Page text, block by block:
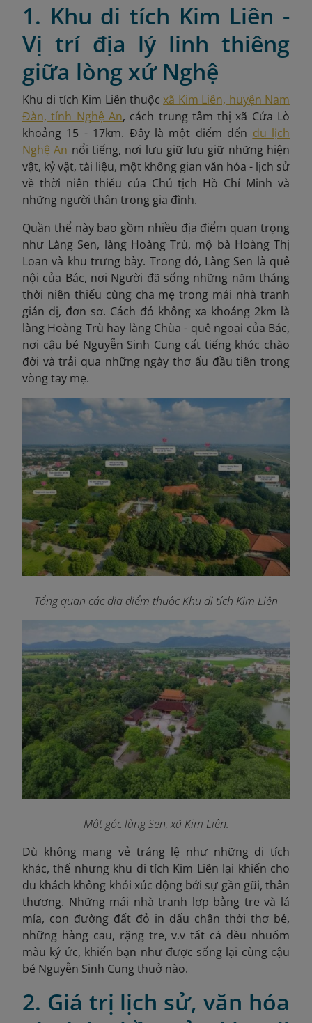
1. Khu di tích Kim Liên -
Vị trí địa lý linh thiêng
giữa lòng xứ Nghệ
Khu di tích Kim Liên thuộcxã Kim Liên, huyện Nam
Đàn, tỉnh Nghệ An, cách trung tâm thị xã Cửa Lò
khoảng 15 - 17km. Đây là một điểm đến du lịch
Nghệ An nổi tiếng, nơi lưu giữ lưu giữ những hiện
vật, kỷ vật, tài liệu, một không gian văn hóa - lịch sử
về thời niên thiếu của Chủ tịch Hồ Chí Minh và
những người thân trong gia đình.
Quần thể này bao gồm nhiều địa điểm quan trọng
như Làng Sen, làng Hoàng Trù, mộ bà Hoàng Thị
Loan và khu trưng bày. Trong đó, Làng Sen là quê
nội của Bác, nơi Người đã sống những năm tháng
thời niên thiếu cùng cha mẹ trong mái nhà tranh
giản dị, đơn sơ. Cách đó không xa khoảng 2km là
làng Hoàng Trù hay làng Chùa - quê ngoại của Bác,
nơi cậu bé Nguyễn Sinh Cung cất tiếng khóc chào
đời và trải qua những ngày thơ ấu đầu tiên trong
vòng tay mẹ.
Tổng quan các địa điểm thuộc Khu di tích Kim Liên
Một góc làng Sen, xã Kim Liên.
Dù không mang vẻ tráng lệ như những di tích
khác, thế nhưng khu di tích Kim Liên lại khiến cho
du khách không khỏi xúc động bởi sự gần gũi, thân
thương. Những mái nhà tranh lợp bằng tre và lá
mía, con đường đất đỏ in dấu chân thời thơ bé,
những hàng cau, rặng tre, v.v tất cả đều nhuốm
màu ký ức, khiến bạn như được sống lại cùng cậu
bé Nguyễn Sinh Cung thuở nào.
2. Giá trị lịch sử, văn hóa